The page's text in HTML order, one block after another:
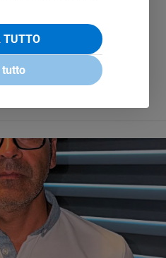
TUTTO
tutto